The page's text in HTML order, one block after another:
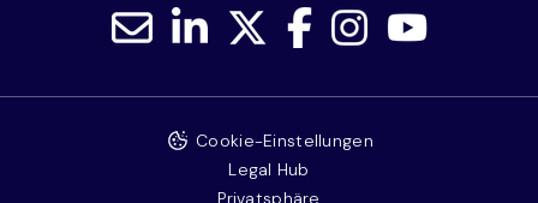
Cookie-Einstellungen
Legal Hub
Privatsphäre